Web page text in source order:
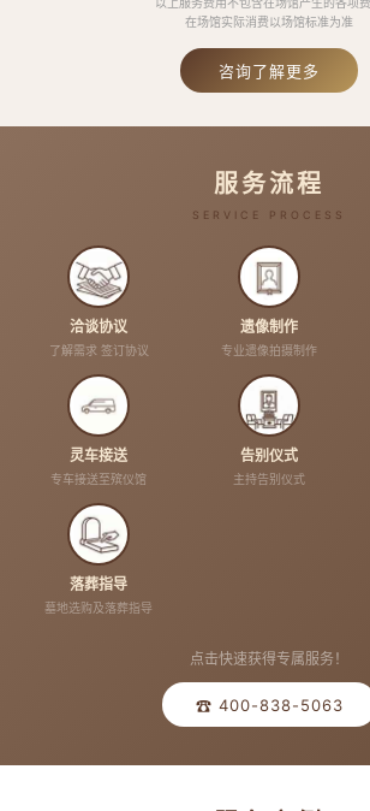
在场馆实际消费以场馆标准为准
咨询了解更多
服务流程
SERVICE PROCESS
洽谈协议
了解需求 签订协议
遗像制作
专业遗像拍摄制作
灵车接送
专车接送至殡仪馆
告别仪式
主持告别仪式
落葬指导
墓地选购及落葬指导
点击快速获得专属服务！
☎ 400-838-5063